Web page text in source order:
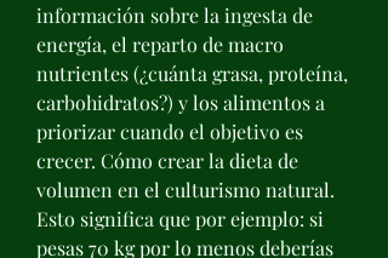
información sobre la ingesta de
energía, el reparto de macro
nutrientes (¿cuánta grasa, proteína,
carbohidratos?) y los alimentos a
priorizar cuando el objetivo es
crecer. Cómo crear la dieta de
volumen en el culturismo natural.
Esto significa que por ejemplo: si
pesas 70 kg por lo menos deberías